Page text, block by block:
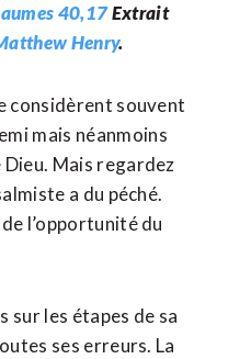
40,17Extrait
Henry.
considèrent souvent
mais néanmoins
Mais regardez
a du péché.
l’opportunité du
sur les étapes de sa
ses erreurs. La